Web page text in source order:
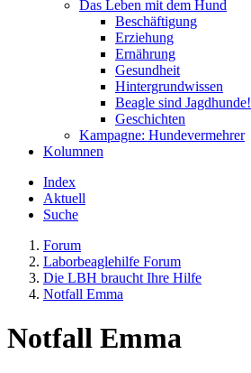
Das Leben mit dem Hund
Beschäftigung
Erziehung
Ernährung
Gesundheit
Hintergrundwissen
Beagle sind Jagdhunde!
Geschichten
Kampagne: Hundevermehrer
Kolumnen
Index
Aktuell
Suche
Forum
Laborbeaglehilfe Forum
Die LBH braucht Ihre Hilfe
Notfall Emma
Notfall Emma